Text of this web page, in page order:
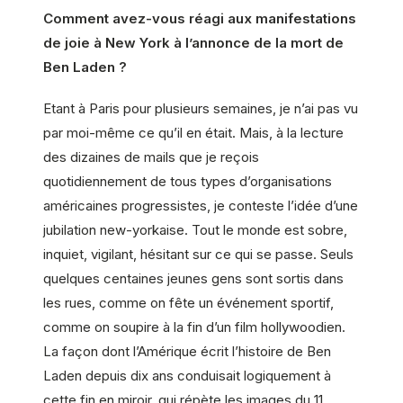
Comment avez-vous réagi aux manifestations
de joie à New York à l’annonce de la mort de
Ben Laden ?
Etant à Paris pour plusieurs semaines, je n’ai pas vu
par moi-même ce qu’il en était. Mais, à la lecture
des dizaines de mails que je reçois
quotidiennement de tous types d’organisations
américaines progressistes, je conteste l’idée d’une
jubilation new-yorkaise. Tout le monde est sobre,
inquiet, vigilant, hésitant sur ce qui se passe. Seuls
quelques centaines jeunes gens sont sortis dans
les rues, comme on fête un événement sportif,
comme on soupire à la fin d’un film hollywoodien.
La façon dont l’Amérique écrit l’histoire de Ben
Laden depuis dix ans conduisait logiquement à